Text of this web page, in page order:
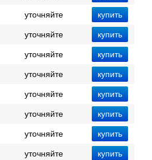
уточняйте
уточняйте
уточняйте
уточняйте
уточняйте
уточняйте
уточняйте
уточняйте